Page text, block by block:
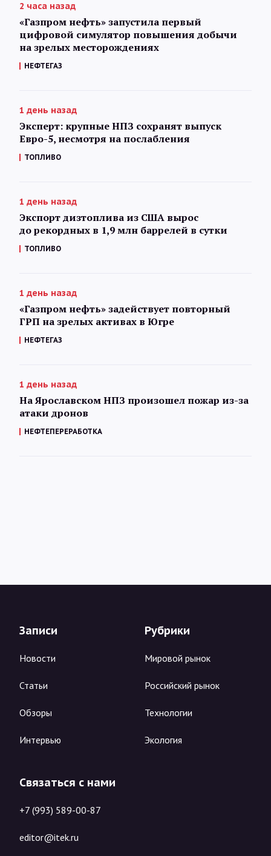
2 часа назад
«Газпром нефть» запустила первый
цифровой симулятор повышения добычи
на зрелых месторождениях
НЕФТЕГАЗ
1 день назад
Эксперт: крупные НПЗ сохранят выпуск
Евро-5, несмотря на послабления
ТОПЛИВО
1 день назад
Экспорт дизтоплива из США вырос
до рекордных в 1,9 млн баррелей в сутки
ТОПЛИВО
1 день назад
«Газпром нефть» задействует повторный
ГРП на зрелых активах в Югре
НЕФТЕГАЗ
1 день назад
На Ярославском НПЗ произошел пожар из-за
атаки дронов
НЕФТЕПЕРЕРАБОТКА
Записи
Новости
Статьи
Обзоры
Интервью
Рубрики
Мировой рынок
Российский рынок
Технологии
Экология
Связаться с нами
+7 (993) 589-00-87
editor@itek.ru